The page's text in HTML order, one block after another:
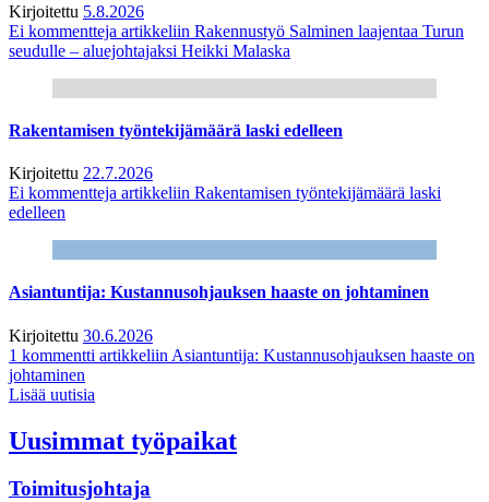
Kirjoitettu 5.8.2026
Ei kommentteja artikkeliin Rakennustyö Salminen laajentaa Turun
seudulle – aluejohtajaksi Heikki Malaska
Rakentamisen työntekijämäärä laski edelleen
Kirjoitettu 22.7.2026
Ei kommentteja artikkeliin Rakentamisen työntekijämäärä laski
edelleen
Asiantuntija: Kustannusohjauksen haaste on johtaminen
Kirjoitettu 30.6.2026
1 kommentti artikkeliin Asiantuntija: Kustannusohjauksen haaste on
johtaminen
Lisää uutisia
Uusimmat työpaikat
Toimitusjohtaja